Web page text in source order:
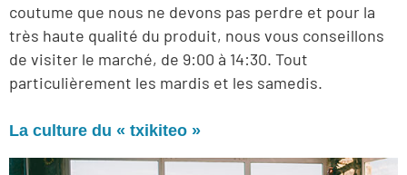
coutume que nous ne devons pas perdre et pour la
très haute qualité du produit, nous vous conseillons
de visiter le marché, de 9:00 à 14:30. Tout
particulièrement les mardis et les samedis.
La culture du « txikiteo »